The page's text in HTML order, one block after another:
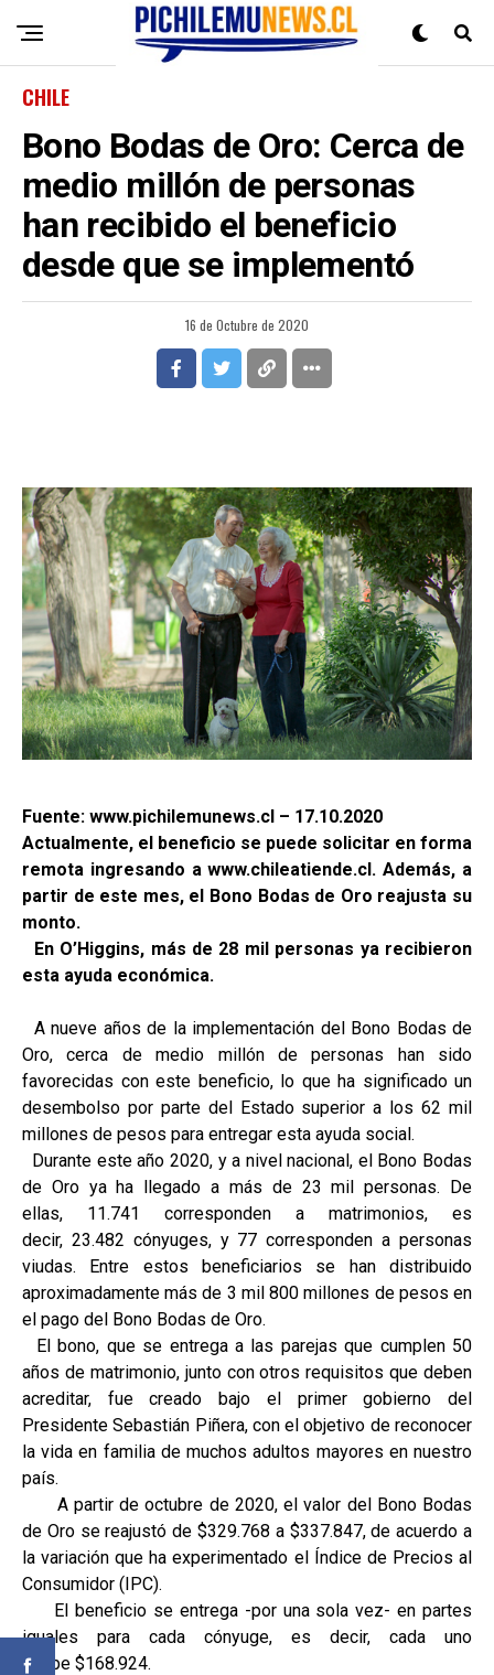
CHILE
Bono Bodas de Oro: Cerca de
medio millón de personas
han recibido el beneficio
desde que se implementó
16 de Octubre de 2020
Fuente: www.pichilemunews.cl – 17.10.2020
Actualmente, el beneficio se puede solicitar en forma
remota ingresando a www.chileatiende.cl. Además, a
partir de este mes, el Bono Bodas de Oro reajusta su
monto.
En O’Higgins, más de 28 mil personas ya recibieron
esta ayuda económica.
A nueve años de la implementación del Bono Bodas de
Oro, cerca de medio millón de personas han sido
favorecidas con este beneficio, lo que ha significado un
desembolso por parte del Estado superior a los 62 mil
millones de pesos para entregar esta ayuda social.
Durante este año 2020, y a nivel nacional, el Bono Bodas
de Oro ya ha llegado a más de 23 mil personas. De
ellas, 11.741 corresponden a matrimonios, es
decir, 23.482 cónyuges, y 77 corresponden a personas
viudas. Entre estos beneficiarios se han distribuido
aproximadamente más de 3 mil 800 millones de pesos en
el pago del Bono Bodas de Oro.
El bono, que se entrega a las parejas que cumplen 50
años de matrimonio, junto con otros requisitos que deben
acreditar, fue creado bajo el primer gobierno del
Presidente Sebastián Piñera, con el objetivo de reconocer
la vida en familia de muchos adultos mayores en nuestro
país.
A partir de octubre de 2020, el valor del Bono Bodas
de Oro se reajustó de $329.768 a $337.847, de acuerdo a
la variación que ha experimentado el Índice de Precios al
Consumidor (IPC).
El beneficio se entrega -por una sola vez- en partes
iguales para cada cónyuge, es decir, cada uno
recibe $168.924.